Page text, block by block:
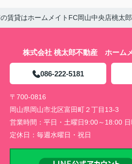
賃貸はホームメイトFC岡山中央店桃太
株式会社 桃太郎不動産 ホーム
086-222-5181
〒700-0816
岡山県岡山市北区富田町２丁目13-3
営業時間： 平日・土曜日9:00～18:00
定休日： 毎週水曜日・祝日